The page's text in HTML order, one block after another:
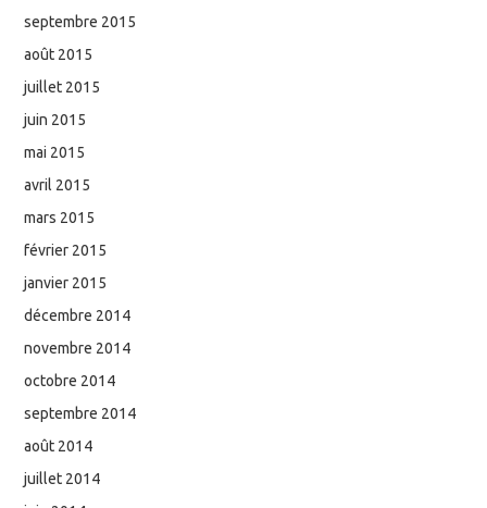
septembre 2015
août 2015
juillet 2015
juin 2015
mai 2015
avril 2015
mars 2015
février 2015
janvier 2015
décembre 2014
novembre 2014
octobre 2014
septembre 2014
août 2014
juillet 2014